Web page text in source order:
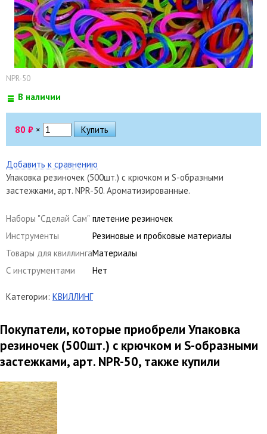
NPR-50
В наличии
80 ₽ ×
Добавить к сравнению
Упаковка резиночек (500шт.) с крючком и S-образными
застежками, арт. NPR-50. Ароматизированные.
Наборы "Сделай Сам" плетение резиночек
Инструменты
Резиновые и пробковые материалы
Товары для квиллингаМатериалы
С инструментами
Нет
Категории: КВИЛЛИНГ
Покупатели, которые приобрели Упаковка
резиночек (500шт.) с крючком и S-образными
застежками, арт. NPR-50, также купили